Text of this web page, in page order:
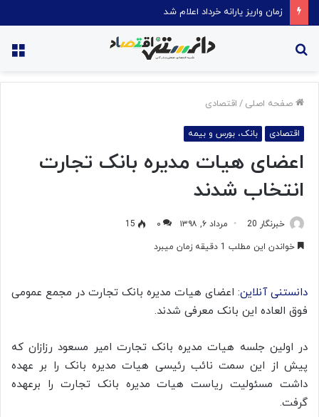
قیمت روغن دریکسال رکورد زد
صفحه اصلی / اقتصادی
اقتصادی بانک، بورس و بیمه
​اعضای هیات مدیره بانک تجارت
انتخاب شدند
خبرنگار 20 مرداد ۶, ۱۳۹۸ ۰
15
خواندن این مطلب 1 دقیقه زمان میبرد
دانستنی آنلاین: اعضای هیات‌ مدیره بانک تجارت در مجمع عمومی
فوق العاده این بانک معرفی شدند.
در اولین جلسه هیات مدیره بانک تجارت امیر مسعود رزازان که
پیش از این سمت نائب رئیسی هیات مدیره بانک را بر عهده
داشت مسئولیت ریاست هیات مدیره بانک تجارت را برعهده
گرفت.